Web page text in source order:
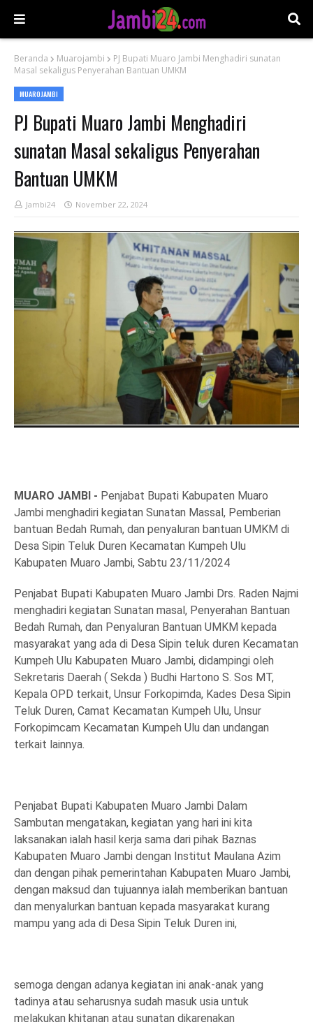
Beranda Muarojambi
PJ Bupati Muaro Jambi Menghadiri sunatan
Masal sekaligus Penyerahan Bantuan UMKM
MUAROJAMBI
PJ Bupati Muaro Jambi Menghadiri
sunatan Masal sekaligus Penyerahan
Bantuan UMKM
Jambi24 November 22, 2024
MUARO JAMBI - Penjabat Bupati Kabupaten Muaro
Jambi menghadiri kegiatan Sunatan Massal, Pemberian
bantuan Bedah Rumah, dan penyaluran bantuan UMKM di
Desa Sipin Teluk Duren Kecamatan Kumpeh Ulu
Kabupaten Muaro Jambi, Sabtu 23/11/2024
Penjabat Bupati Kabupaten Muaro Jambi Drs. Raden Najmi
menghadiri kegiatan Sunatan masal, Penyerahan Bantuan
Bedah Rumah, dan Penyaluran Bantuan UMKM kepada
masyarakat yang ada di Desa Sipin teluk duren Kecamatan
Kumpeh Ulu Kabupaten Muaro Jambi, didampingi oleh
Sekretaris Daerah ( Sekda ) Budhi Hartono S. Sos MT,
Kepala OPD terkait, Unsur Forkopimda, Kades Desa Sipin
Teluk Duren, Camat Kecamatan Kumpeh Ulu, Unsur
Forkopimcam Kecamatan Kumpeh Ulu dan undangan
terkait lainnya.
Penjabat Bupati Kabupaten Muaro Jambi Dalam
Sambutan mengatakan, kegiatan yang hari ini kita
laksanakan ialah hasil kerja sama dari pihak Baznas
Kabupaten Muaro Jambi dengan Institut Maulana Azim
dan dengan pihak pemerintahan Kabupaten Muaro Jambi,
dengan maksud dan tujuannya ialah memberikan bantuan
dan menyalurkan bantuan kepada masyarakat kurang
mampu yang ada di Desa Sipin Teluk Duren ini,
semoga dengan adanya kegiatan ini anak-anak yang
tadinya atau seharusnya sudah masuk usia untuk
melakukan khitanan atau sunatan dikarenakan